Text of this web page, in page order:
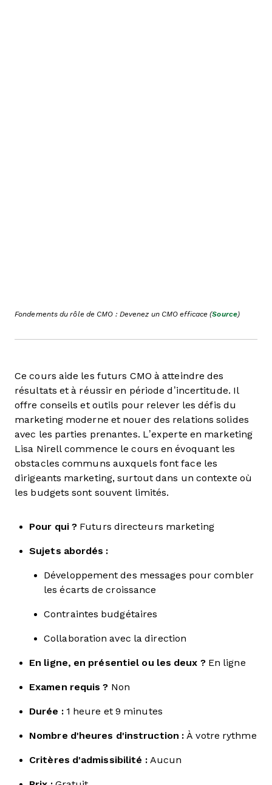
Fondements du rôle de CMO : Devenez un CMO efficace (Source)
Ce cours aide les futurs CMO à atteindre des
résultats et à réussir en période d’incertitude. Il
offre conseils et outils pour relever les défis du
marketing moderne et nouer des relations solides
avec les parties prenantes. L’experte en marketing
Lisa Nirell commence le cours en évoquant les
obstacles communs auxquels font face les
dirigeants marketing, surtout dans un contexte où
les budgets sont souvent limités.
Pour qui ? Futurs directeurs marketing
Sujets abordés :
Développement des messages pour combler
les écarts de croissance
Contraintes budgétaires
Collaboration avec la direction
En ligne, en présentiel ou les deux ?En ligne
Examen requis ? Non
Durée :1 heure et 9 minutes
Nombre d'heures d'instruction : À votre rythme
Critères d'admissibilité :Aucun